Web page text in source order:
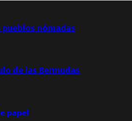
nómadas
de las Bermudas
papel